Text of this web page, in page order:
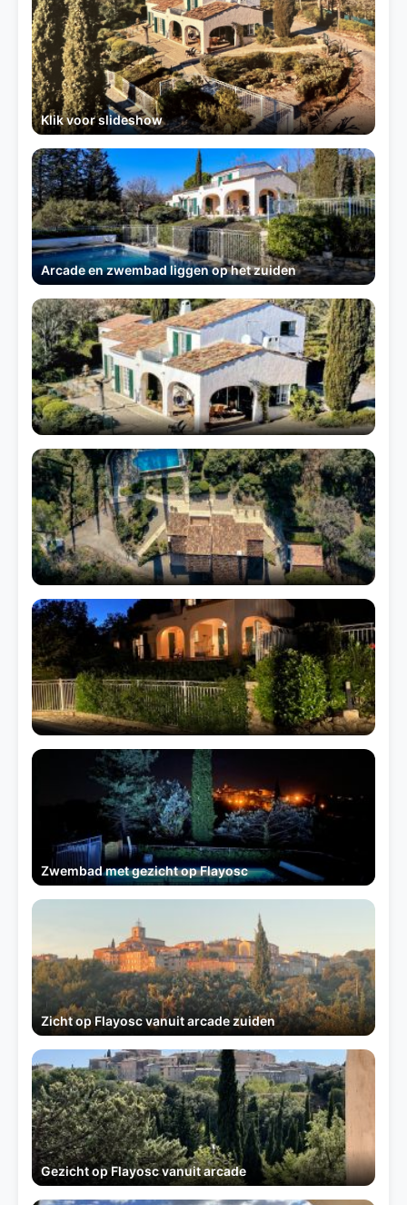
Klik voor slideshow
Arcade en zwembad liggen op het zuiden
Zwembad met gezicht op Flayosc
Zicht op Flayosc vanuit arcade zuiden
Gezicht op Flayosc vanuit arcade